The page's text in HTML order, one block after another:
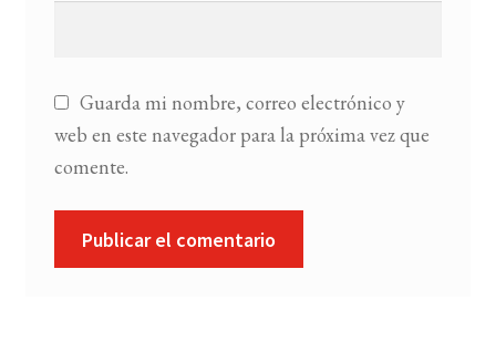
Guarda mi nombre, correo electrónico y
web en este navegador para la próxima vez que
comente.